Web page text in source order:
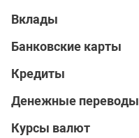
Вклады
Банковские карты
Кредиты
Денежные переводы
Курсы валют